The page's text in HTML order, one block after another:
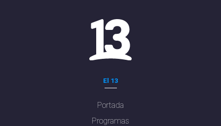
El 13
Portada
Programas